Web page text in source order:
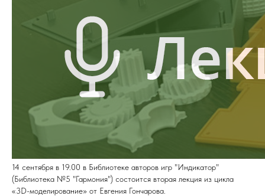
14 сентября в 19.00 в Библиотеке авторов игр "Индикатор"
(Библиотека №5 "Гармония") состоится вторая лекция из цикла
«3D-моделирование» от Евгения Гончарова.